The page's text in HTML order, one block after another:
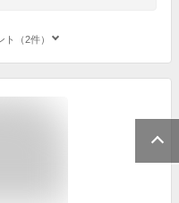
（2件）